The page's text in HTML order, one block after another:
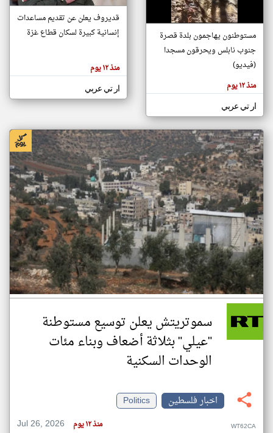
اخبار فلسطين على مدار الساعة
أهم اخبار فلسطين العاجلة والمباشرة
المقالات
الموجوده
وجهة
نظر
كاتبيها.
مستوطنون يهاجمون بلدة قصرة
جنوب نابلس ويحرقون مسجدا
(فيديو)
منذ ١٢ يوم
ار تي عربي
قديروف يعلن عن تقديم مساعدات
إنسانية كبيرة لسكان قطاع غزة
منذ ١٢ يوم
ار تي عربي
سموتريتش يعلن توسيع مستوطنة
"عيلي" بثلاثة أضعاف وبناء مئات
الوحدات السكنية
اخبار فلسطين
Politics
Jul 26, 2026
منذ ١٢ يوم WT62CA